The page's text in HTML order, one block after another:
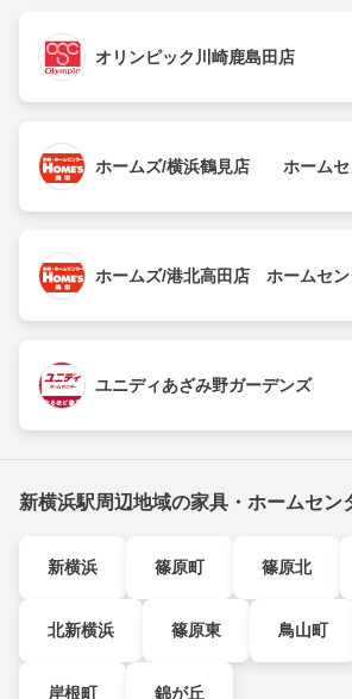
オリンピック川崎鹿島田店
ホームズ/横浜鶴見店 ホームセ
ホームズ/港北高田店 ホームセン
ユニディあざみ野ガーデンズ
新横浜駅周辺地域の家具・ホームセン
新横浜 篠原町 篠原北
北新横浜 篠原東 鳥山町
岸根町 錦が丘